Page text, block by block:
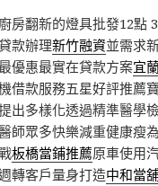
房翻新的燈具批發12點
款辦理新竹融資並需求
優惠最實在貸款方案宜
借款服務五星好評推薦
出多樣化透過精準醫學
師眾多快樂減重健康瘦
板橋當鋪推薦原車使用
轉客戶量身打造中和當